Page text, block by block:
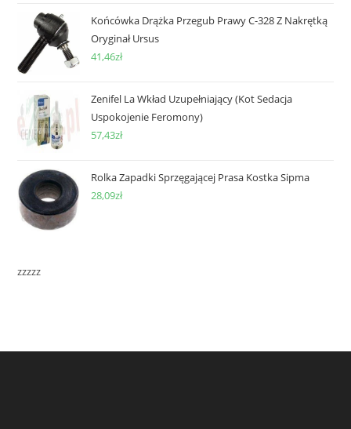
Końcówka Drążka Przegub Prawy C-328 Z Nakrętką
Oryginał Ursus
41,46zł
Zenifel La Wkład Uzupełniający (Kot Sedacja
Uspokojenie Feromony)
57,43zł
Rolka Zapadki Sprzęgającej Prasa Kostka Sipma
28,09zł
zzzzz